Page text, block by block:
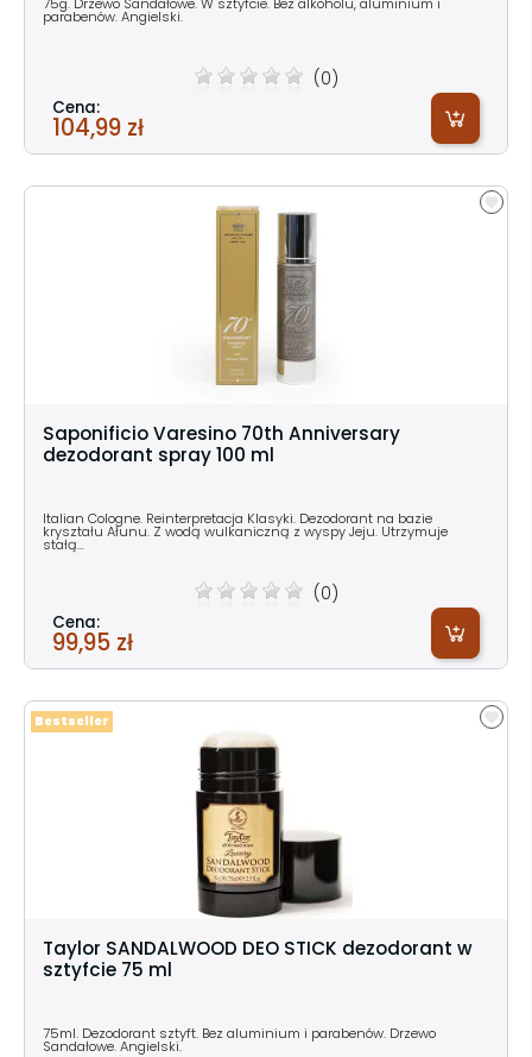
parabenów. Angielski.
(0)
Cena:
104,99 zł
Saponificio Varesino 70th Anniversary
dezodorant spray 100 ml
Italian Cologne. Reinterpretacja Klasyki. Dezodorant na bazie
kryształu Ałunu. Z wodą wulkaniczną z wyspy Jeju. Utrzymuje
stałą...
(0)
Cena:
99,95 zł
Taylor SANDALWOOD DEO STICK dezodorant w
sztyfcie 75 ml
75ml. Dezodorant sztyft. Bez aluminium i parabenów. Drzewo
Sandałowe. Angielski.
Bestseller